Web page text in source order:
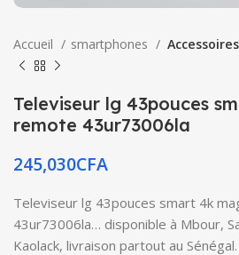
Accueil smartphones Accessoires
Televiseur lg 43pouces
remote 43ur73006la
245,030CFA
Televiseur lg 43pouces smart 4k
43ur73006la… disponible à Mbour,
Kaolack, livraison partout au